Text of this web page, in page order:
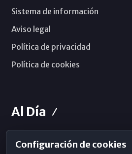
Sistema de información
Aviso legal
Política de privacidad
Política de cookies
Al Día
Horarios de Misa
Configuración de cookies